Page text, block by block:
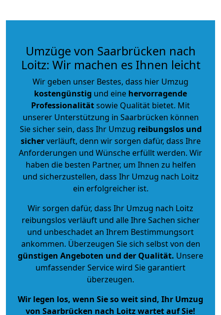
Umzüge von Saarbrücken nach
Loitz: Wir machen es Ihnen leicht
Wir geben unser Bestes, dass hier Umzug
kostengünstig und eine hervorragende
Professionalitätsowie Qualität bietet. Mit
unserer Unterstützung in Saarbrücken können
Sie sicher sein, dass Ihr Umzug reibungslos und
sicherverläuft, denn wir sorgen dafür, dass Ihre
Anforderungen und Wünsche erfüllt werden. Wir
haben die besten Partner, um Ihnen zu helfen
und sicherzustellen, dass Ihr Umzug nach Loitz
ein erfolgreicher ist.
Wir sorgen dafür, dass Ihr Umzug nach Loitz
reibungslos verläuft und alle Ihre Sachen sicher
und unbeschadet an Ihrem Bestimmungsort
ankommen. Überzeugen Sie sich selbst von den
günstigen Angeboten und der Qualität. Unsere
umfassender Service wird Sie garantiert
überzeugen.
Wir legen los, wenn Sie so weit sind, Ihr Umzug
von Saarbrücken nach Loitz wartet auf Sie!